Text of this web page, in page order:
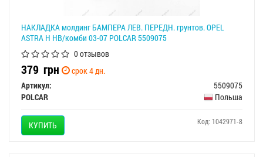
НАКЛАДКА молдинг БАМПЕРА ЛЕВ. ПЕРЕДН. грунтов. OPEL
ASTRA H HB/комби 03-07 POLCAR 5509075
0 отзывов
379 грн
срок 4 дн.
Артикул:
5509075
POLCAR
Польша
КУПИТЬ Код: 1042971-8